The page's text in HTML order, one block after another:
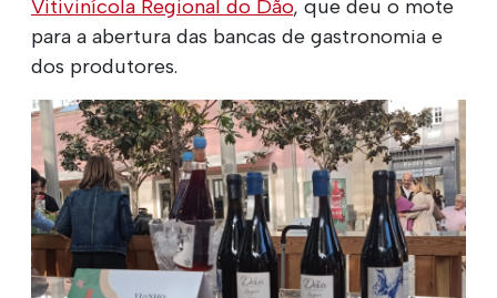
Vitivinícola Regional do Dão, que deu o mote
para a abertura das bancas de gastronomia e
dos produtores.